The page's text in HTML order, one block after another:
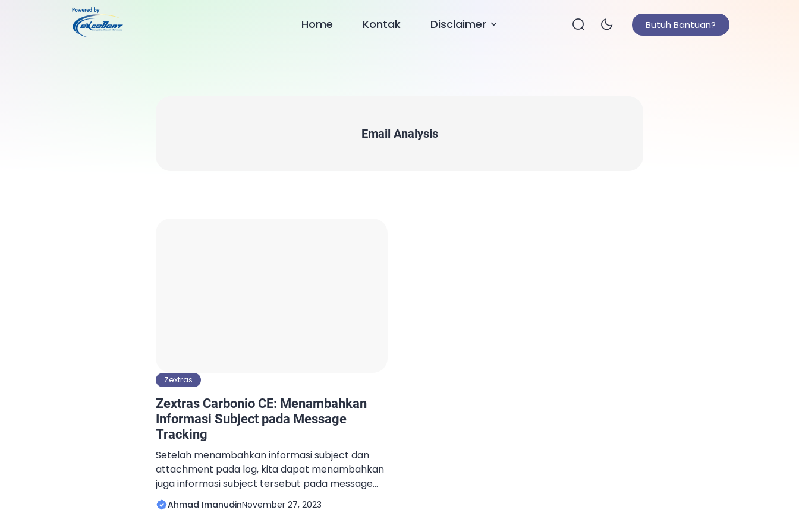
Home Kontak Disclaimer Butuh Bantuan?
Email Analysis
Zextras
Zextras Carbonio CE: Menambahkan
Informasi Subject pada Message
Tracking
Setelah menambahkan informasi subject dan
attachment pada log, kita dapat menambahkan
juga informasi subject tersebut pada message
tracking server Zextras Carbonio CE. Tracking
email pada Zextras Carbonio CE dapat dilakukan
Ahmad ImanudinNovember 27, 2023